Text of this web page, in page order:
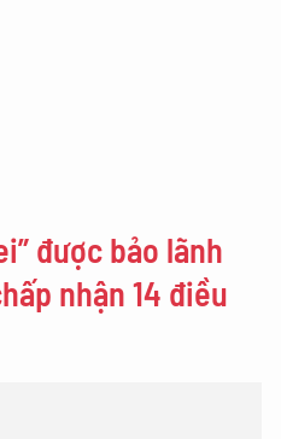
được bảo lãnh
nhận 14 điều